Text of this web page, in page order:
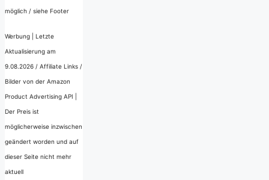
möglich / siehe Footer
Werbung | Letzte
Aktualisierung am
9.08.2026 / Affiliate Links /
Bilder von der Amazon
Product Advertising API |
Der Preis ist
möglicherweise inzwischen
geändert worden und auf
dieser Seite nicht mehr
aktuell